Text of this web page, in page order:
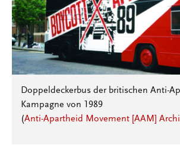
Doppeldeckerbus der britischen Anti-
Kampagne von 1989
(Anti-Apartheid Movement [AAM]